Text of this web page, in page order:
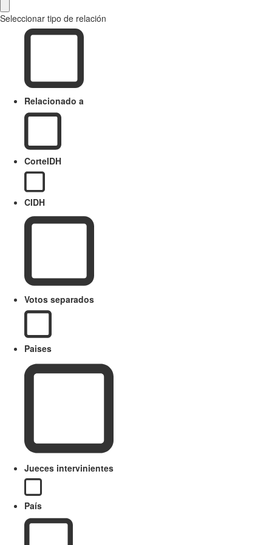
Seleccionar tipo de relación
Relacionado a
CorteIDH
CIDH
Votos separados
Paises
Jueces intervinientes
País